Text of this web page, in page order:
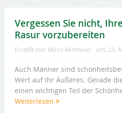
Vergessen Sie nicht,
Rasur vorzubereiten
Erstellt von: Mirco Rehmeier am: 23.
Auch Männer sind
Wert auf Ihr Äußeres. Gerade
einen wichtigen Teil der
Weiterlesen